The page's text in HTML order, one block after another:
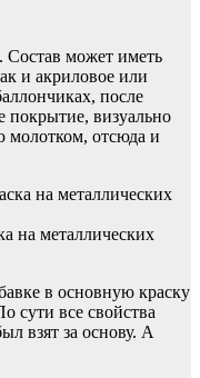
Состав может иметь
и акриловое или
после
покрытие, визуально
молотком, отсюда и
на металлических
в основную краску
сути все свойства
взят за основу. А